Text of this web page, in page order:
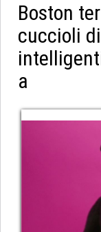
Boston
cuccioli
a